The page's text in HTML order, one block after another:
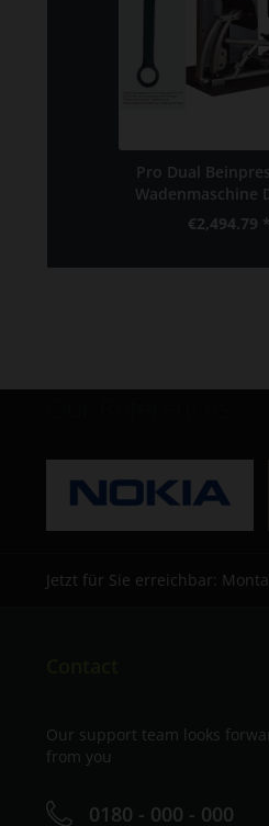
Pro Dual
Wadenmaschine
€2,494.79 *
Jetzt für Sie erreichbar:
Our support team looks
from you
0180 - 000 - 000